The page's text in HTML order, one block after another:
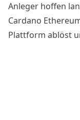
Anleger hoffen
Cardano
Plattform ablöst